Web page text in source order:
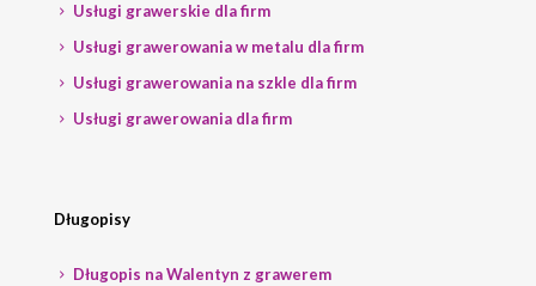
Usługi grawerskie dla firm
Usługi grawerowania w metalu dla firm
Usługi grawerowania na szkle dla firm
Usługi grawerowania dla firm
Długopisy
Długopis na Walentyn z grawerem